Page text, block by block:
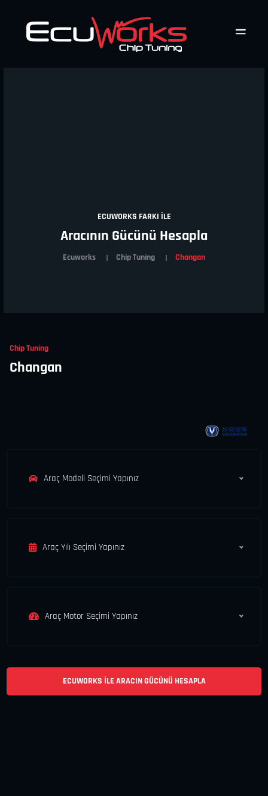
ECUWORKS FARKI İLE
Aracının Gücünü Hesapla
Ecuworks Chip Tuning Changan
Chip Tuning
Changan
Araç Modeli Seçimi Yapınız
Araç Yılı Seçimi Yapınız
Araç Motor Seçimi Yapınız
ECUWORKS ILE ARACIN GÜCÜNÜ HESAPLA